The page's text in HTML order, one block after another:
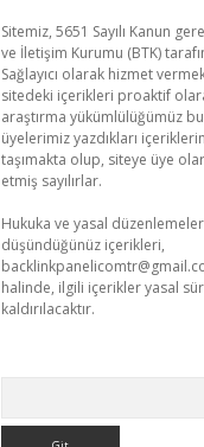
Sitemiz, 5651 Sayılı Kanun
ve İletişim Kurumu (BTK)
Sağlayıcı olarak hizmet
sitedeki içerikleri proaktif
araştırma yükümlülüğümüz
üyelerimiz yazdıkları
taşımakta olup, siteye üye
etmiş sayılırlar.
Hukuka ve yasal
düşündüğünüz içerikleri,
halinde, ilgili içerikler yasal
kaldırılacaktır.